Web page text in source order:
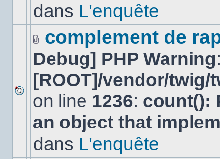
dansdans L'enquête
Aucun
nouveau
message
non-
dans
joint(s)
complement de
Debug] PHP Warning
[ROOT]/vendor/
on line 1236: count():
an object that
dans L'enquête